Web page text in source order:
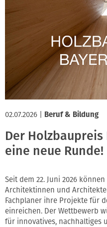
02.07.2026 Beruf & Bildung
Der
eine neue Runde!
Seit dem 22. Juni 2026
Architektinnen und
Fachplaner ihre Projekte für
einreichen. Der Wettbewerb
für innovatives, nachhaltiges